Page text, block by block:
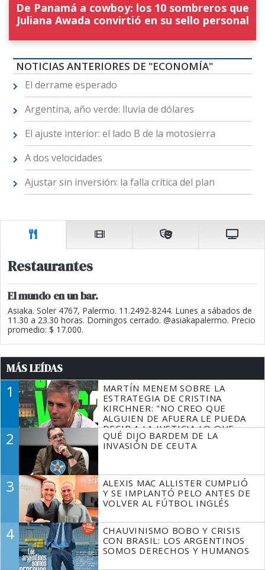
De Panamá a cowboy: los 10 sombreros que
Juliana Awada convirtió en su sello personal
NOTICIAS ANTERIORES DE "ECONOMÍA"
El derrame esperado
Argentina, año verde: lluvia de dólares
El ajuste interior: el lado B de la motosierra
A dos velocidades
Ajustar sin inversión: la falla crítica del plan
Restaurantes
El mundo en un bar.
Asiaka. Soler 4767, Palermo. 11.2492-8244. Lunes a sábados de
11.30 a 23.30 horas. Domingos cerrado. @asiakapalermo. Precio
promedio: $ 17.000.
MÁS LEÍDAS
1
MARTÍN MENEM SOBRE LA
ESTRATEGIA DE CRISTINA
KIRCHNER: "NO CREO QUE
ALGUIEN DE AFUERA LE PUEDA
DECIR A LA JUSTICIA LO QUE
TIENE QUE HACER"
2
QUÉ DIJO BARDEM DE LA
INVASIÓN DE CEUTA
3
ALEXIS MAC ALLISTER CUMPLIÓ
Y SE IMPLANTÓ PELO ANTES DE
VOLVER AL FÚTBOL INGLÉS
4
CHAUVINISMO BOBO Y CRISIS
CON BRASIL: LOS ARGENTINOS
SOMOS DERECHOS Y HUMANOS